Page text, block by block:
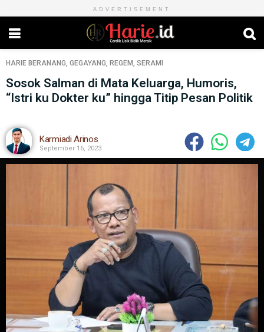
ADVERTISEMENT
HARIE BERANANG, GEGAYANG, REGEM, SERAMI
Sosok Salman di Mata Keluarga, Humoris,
“Istri ku Dokter ku” hingga Titip Pesan Politik
Karmiadi Arinos
September 16, 2023